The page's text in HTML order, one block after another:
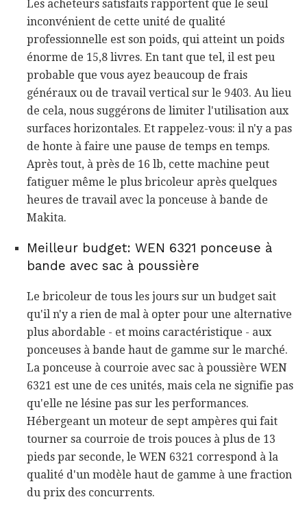
Les acheteurs satisfaits rapportent que le seul
inconvénient de cette unité de qualité
professionnelle est son poids, qui atteint un poids
énorme de 15,8 livres. En tant que tel, il est peu
probable que vous ayez beaucoup de frais
généraux ou de travail vertical sur le 9403. Au lieu
de cela, nous suggérons de limiter l'utilisation aux
surfaces horizontales. Et rappelez-vous: il n'y a pas
de honte à faire une pause de temps en temps.
Après tout, à près de 16 lb, cette machine peut
fatiguer même le plus bricoleur après quelques
heures de travail avec la ponceuse à bande de
Makita.
Meilleur budget: WEN 6321 ponceuse à
bande avec sac à poussière
Le bricoleur de tous les jours sur un budget sait
qu'il n'y a rien de mal à opter pour une alternative
plus abordable - et moins caractéristique - aux
ponceuses à bande haut de gamme sur le marché.
La ponceuse à courroie avec sac à poussière WEN
6321 est une de ces unités, mais cela ne signifie pas
qu'elle ne lésine pas sur les performances.
Hébergeant un moteur de sept ampères qui fait
tourner sa courroie de trois pouces à plus de 13
pieds par seconde, le WEN 6321 correspond à la
qualité d'un modèle haut de gamme à une fraction
du prix des concurrents.